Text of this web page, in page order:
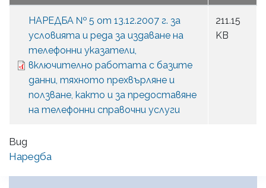
НАРЕДБА № 5 от 13.12.2007 г. за
условията и реда за издаване на
телефонни указатели,
включително работата с базите
данни, тяхното прехвърляне и
ползване, както и за предоставяне
на телефонни справочни услуги
211.15
KB
Вид
Наредба